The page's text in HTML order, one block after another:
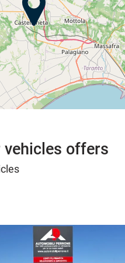
vehicles offers